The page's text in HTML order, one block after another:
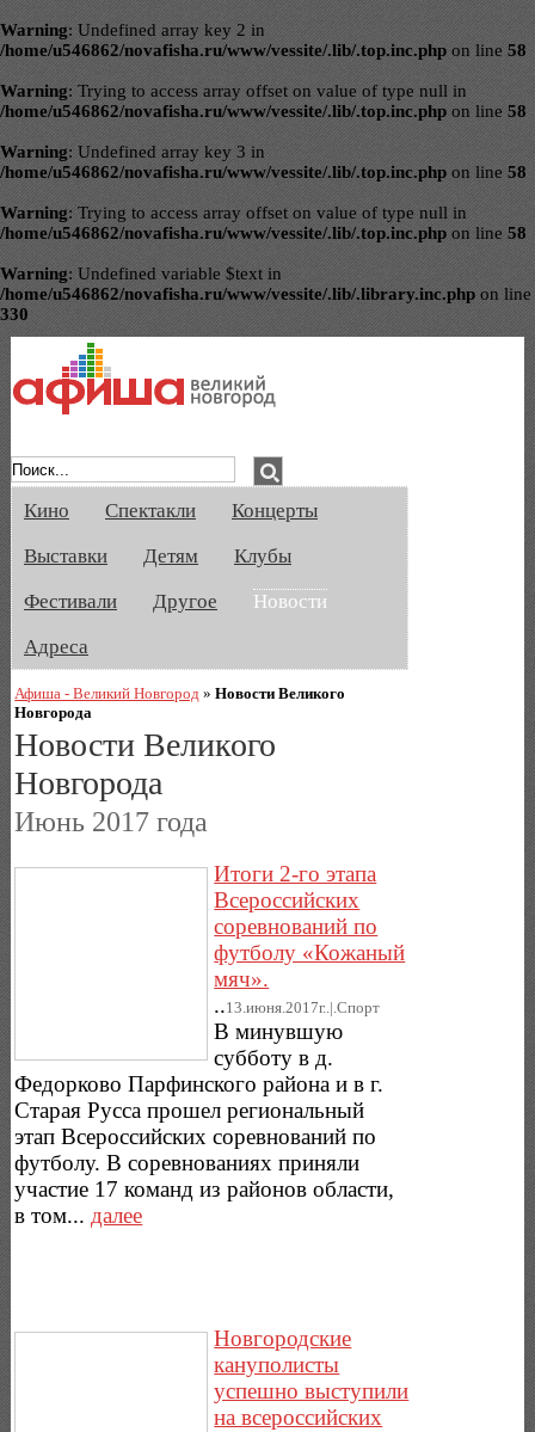
Warning: Undefined array key 2 in
/home/u546862/novafisha.ru/www/vessite/.lib/.top.inc.php on line 58
Warning: Trying to access array offset on value of type null in
/home/u546862/novafisha.ru/www/vessite/.lib/.top.inc.php on line 58
Warning: Undefined array key 3 in
/home/u546862/novafisha.ru/www/vessite/.lib/.top.inc.php on line 58
Warning: Trying to access array offset on value of type null in
/home/u546862/novafisha.ru/www/vessite/.lib/.top.inc.php on line 58
Warning: Undefined variable $text in
/home/u546862/novafisha.ru/www/vessite/.lib/.library.inc.php on line
330
Кино Спектакли
Концерты
Выставки
Детям
Клубы
Фестивали
Другое
Новости
Адреса
Афиша - Великий Новгород »Новости Великого
Новгорода
Новости Великого
Новгорода
Июнь 2017 года
Итоги 2-го этапа
Всероссийских
соревнований по
футболу «Кожаный
мяч».
..13.июня.2017г..|.Спорт
В минувшую
субботу в д.
Федорково Парфинского района и в г.
Старая Русса прошел региональный
этап Всероссийских соревнований по
футболу. В соревнованиях приняли
участие 17 команд из районов области,
в том... далее
Новгородские
кануполисты
успешно выступили
на всероссийских